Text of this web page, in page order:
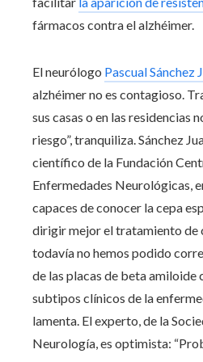
fármacos contra el alzhéimer.
El neurólogo Pascual Sánchez
alzhéimer no es contagioso.
sus casas o en las residencias
riesgo”, tranquiliza. Sánchez
científico de la Fundación
Enfermedades Neurológicas,
capaces de conocer la cepa
dirigir mejor el tratamiento de
todavía no hemos podido
de las placas de beta amiloide
subtipos clínicos de la
lamenta. El experto, de la
Neurología, es optimista: